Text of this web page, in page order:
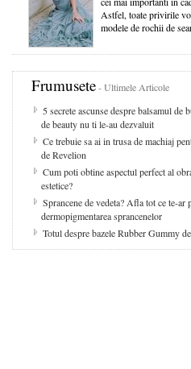
Astfel, toate privirile
modele de rochii de
Frumusete- Ultimele Articole
5 secrete ascunse despre balsamul de
de beauty nu ti le-au dezvaluit
Ce trebuie sa ai in trusa de machiaj
de Revelion
Cum poti obtine aspectul perfect al
estetice?
Sprancene de vedeta? Afla tot ce te-ar
dermopigmentarea sprancenelor
Totul despre bazele Rubber Gummy